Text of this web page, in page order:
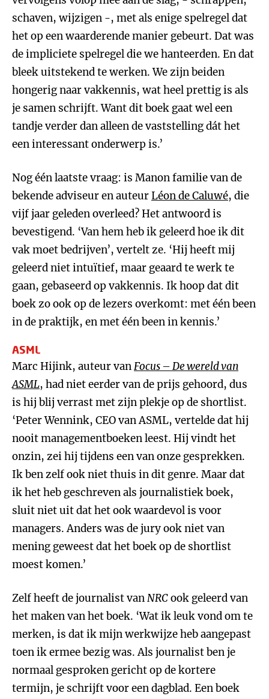
schaven, wijzigen -, met als enige spelregel dat
het op een waarderende manier gebeurt. Dat was
de impliciete spelregel die we hanteerden. En dat
bleek uitstekend te werken. We zijn beiden
hongerig naar vakkennis, wat heel prettig is als
je samen schrijft. Want dit boek gaat wel een
tandje verder dan alleen de vaststelling dát het
een interessant onderwerp is.’
Nog één laatste vraag: is Manon familie van de
bekende adviseur en auteurLéon de Caluwé, die
vijf jaar geleden overleed? Het antwoord is
bevestigend. ‘Van hem heb ik geleerd hoe ik dit
vak moet bedrijven’, vertelt ze. ‘Hij heeft mij
geleerd niet intuïtief, maar geaard te werk te
gaan, gebaseerd op vakkennis. Ik hoop dat dit
boek zo ook op de lezers overkomt: met één been
in de praktijk, en met één been in kennis.’
ASML
Marc Hijink, auteur vanFocus – De wereld van
ASML, had niet eerder van de prijs gehoord, dus
is hij blij verrast met zijn plekje op de shortlist.
‘Peter Wennink, CEO van ASML, vertelde dat hij
nooit managementboeken leest. Hij vindt het
onzin, zei hij tijdens een van onze gesprekken.
Ik ben zelf ook niet thuis in dit genre. Maar dat
ik het heb geschreven als journalistiek boek,
sluit niet uit dat het ook waardevol is voor
managers. Anders was de jury ook niet van
mening geweest dat het boek op de shortlist
moest komen.’
Zelf heeft de journalist vanNRCook geleerd van
het maken van het boek. ‘Wat ik leuk vond om te
merken, is dat ik mijn werkwijze heb aangepast
toen ik ermee bezig was. Als journalist ben je
normaal gesproken gericht op de kortere
termijn, je schrijft voor een dagblad. Een boek